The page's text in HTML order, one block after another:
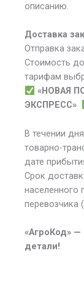
описанию.
Доставка
Отправка
Стоимость
тарифам
«НОВАЯ
ЭКСПРЕСС»
В течении
товарно-
дате
Срок
населенного
перевозчика
«АгроКод»
детали!